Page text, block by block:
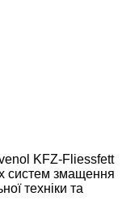
KFZ-Fliessfett
систем змащення
техніки та